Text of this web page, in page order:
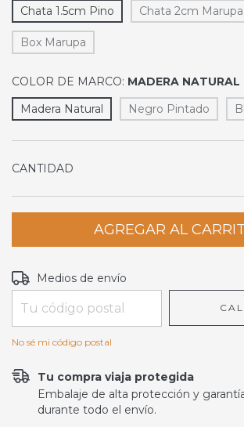
Chata 1.5cm Pino
Chata 2cm Marupa
Box Marupa
COLOR DE MARCO: MADERA NATURAL
Madera Natural
Negro Pintado
CANTIDAD
Entregas para el CP:
Medios de envío
No sé mi código postal
Tu compra viaja protegida
Embalaje de alta protección y
durante todo el envío.